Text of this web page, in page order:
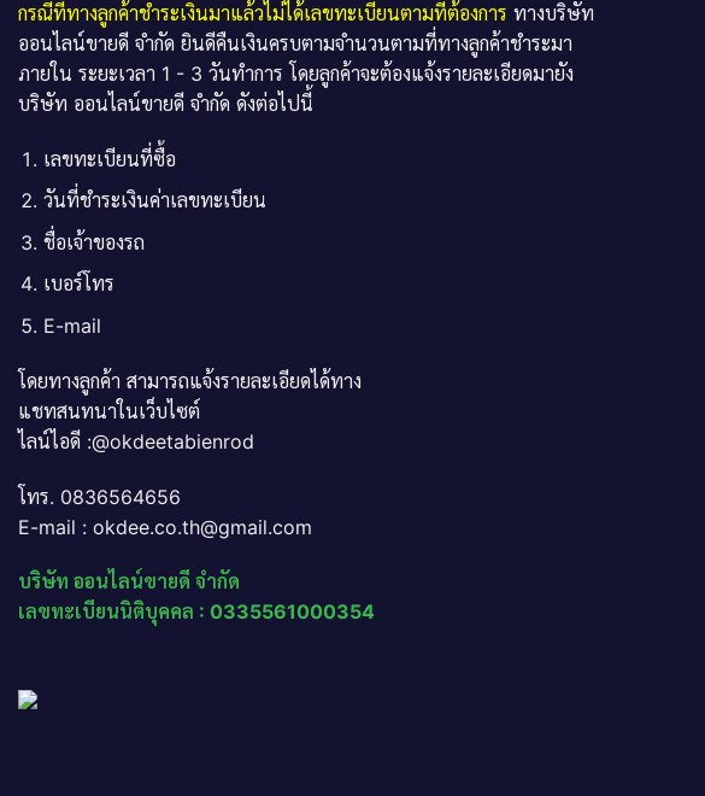
กรณีที่ทางลูกค้าชำระเงินมาแล้วไม่ได้เลขทะเบียนตามที่ต้องการ ทางบริษัท
ออนไลน์ขายดี จำกัด ยินดีคืนเงินครบตามจำนวนตามที่ทางลูกค้าชำระมา
ภายใน ระยะเวลา 1 - 3 วันทำการ โดยลูกค้าจะต้องแจ้งรายละเอียดมายัง
บริษัท ออนไลน์ขายดี จำกัด ดังต่อไปนี้
เลขทะเบียนที่ซื้อ
วันที่ชำระเงินค่าเลขทะเบียน
ชื่อเจ้าของรถ
เบอร์โทร
E-mail
โดยทางลูกค้า สามารถแจ้งรายละเอียดได้ทาง
แชทสนทนาในเว็บไซต์
ไลน์ไอดี :@okdeetabienrod
โทร. 0836564656
E-mail : okdee.co.th@gmail.com
บริษัท ออนไลน์ขายดี จำกัด
เลขทะเบียนนิติบุคคล : 0335561000354